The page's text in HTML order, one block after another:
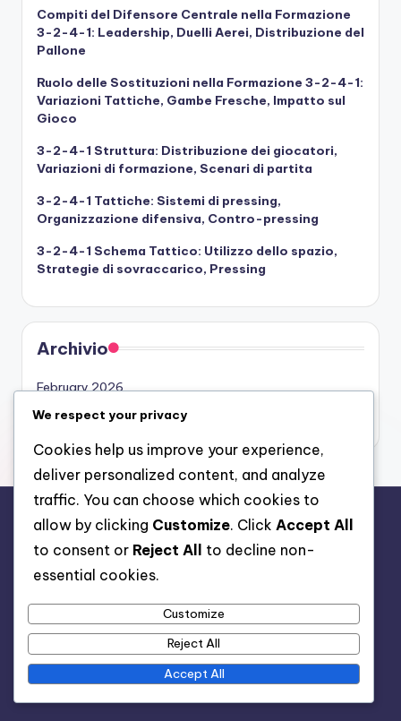
Compiti del Difensore Centrale nella Formazione
3-2-4-1: Leadership, Duelli Aerei, Distribuzione del
Pallone
Ruolo delle Sostituzioni nella Formazione 3-2-4-1:
Variazioni Tattiche, Gambe Fresche, Impatto sul
Gioco
3-2-4-1 Struttura: Distribuzione dei giocatori,
Variazioni di formazione, Scenari di partita
3-2-4-1 Tattiche: Sistemi di pressing,
Organizzazione difensiva, Contro-pressing
3-2-4-1 Schema Tattico: Utilizzo dello spazio,
Strategie di sovraccarico, Pressing
Archivio
February 2026
January 2026
Note legali
Politica di protezione dei dati
Chi siamo
Termini e condizioni
We respect your privacy
Cookies help us improve your experience,
deliver personalized content, and analyze
traffic. You can choose which cookies to
allow by clicking Customize. Click Accept All
to consent or Reject All
to decline non-
essential cookies.
Customize
Reject All
Accept All